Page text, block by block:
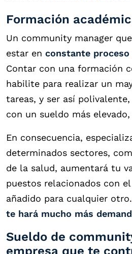
Formación
Un community manager
estar en constante proceso
Contar con una formación
habilite para realizar un
tareas, y ser así
con un sueldo más
En consecuencia,
determinados sectores,
de la salud, aumentará tu
puestos relacionados con
añadido para cualquier otro.
te hará mucho más
Sueldo de
empresa que te